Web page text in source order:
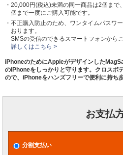
・20,000円(税込)未満の同一商品は2個ま
個まで一度にご購入可能です。
・不正購入防止のため、ワンタイムパスワ
おります。
SMSの受信のできるスマートフォンから
詳しくはこちら >
iPhoneのためにAppleがデザインした
のiPhoneをしっかりと守ります。クロスボ
ので、iPhoneをハンズフリーで便利に持ち歩
お支払
分割支払い